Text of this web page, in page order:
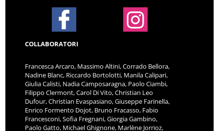
COLLABORATORI
Francesca Arcaro, Massimo Altini, Corrado Bellora,
Nadine Blanc, Riccardo Bortolotti, Manila Calipari,
Giulia Calisti, Nadia Camposaragna, Paolo Ciambi,
Filippo Clermont, Carol Di Vito, Christian Leo
Dufour, Christian Evaspasiano, Giuseppe Farinella,
Enrico Formento Dojot, Bruno Fracasso, Fabio
Francesconi, Sofia Fregnani, Giorgia Gambino,
Paolo Gatto, Michael Ghignone, Marlène Jorrioz,